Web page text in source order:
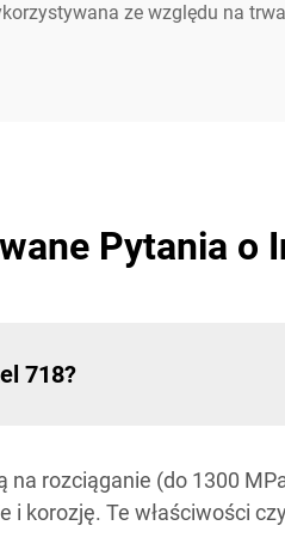
ze względu na
Pytania o
718?
rozciąganie (do 1300
i korozję. Te właściwości